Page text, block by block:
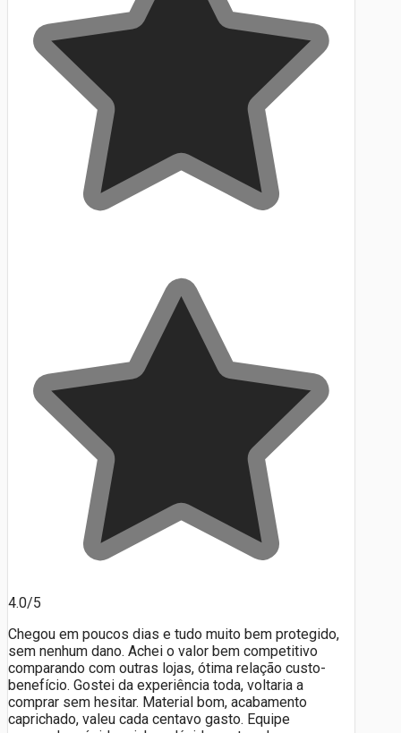
4.0/5
Chegou em poucos dias e tudo muito bem protegido,
sem nenhum dano. Achei o valor bem competitivo
comparando com outras lojas, ótima relação custo-
benefício. Gostei da experiência toda, voltaria a
comprar sem hesitar. Material bom, acabamento
caprichado, valeu cada centavo gasto. Equipe